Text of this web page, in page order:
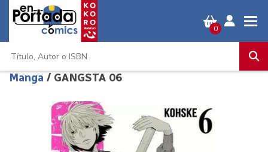
0
Manga / GANGSTA 06